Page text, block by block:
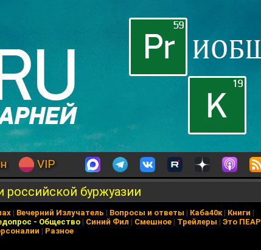
VIP
буржуазии
| Вечерний Излучатель | Вопросы и ответы | Каба40к| Книги |
- Общество | Синий Фил | Смешное | Трейлеры | Это ПЕАР
| Разное